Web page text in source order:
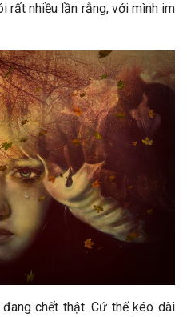
rất nhiều lần rằng, với mình im
chết thật. Cứ thế kéo dài